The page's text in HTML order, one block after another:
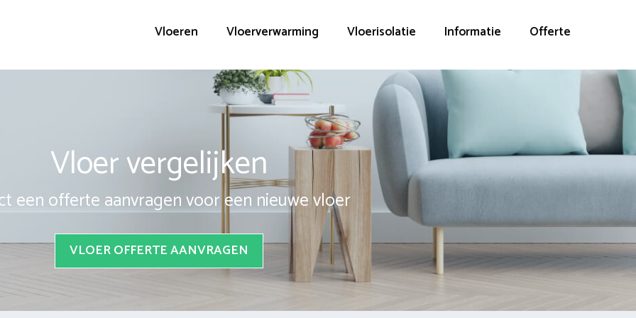
Vloeren Vloerverwarming Vloerisolatie Informatie Offerte
Vloer vergelijken
een offerte aanvragen voor een nieuwe vloer
VLOER OFFERTE AANVRAGEN